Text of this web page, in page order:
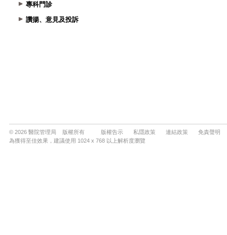
專科門診
讚揚、意見及投訴
© 2026 醫院管理局 版權所有 版權告示 私隱政策 連結政策
免責聲明
為獲得至佳效果，建議使用 1024 x 768 以上解析度瀏覽